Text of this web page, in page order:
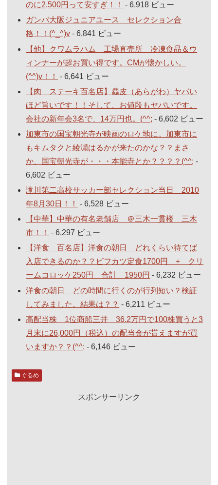
のに2,500円って安すぎ！！
- 6,918 ビュー
ガンバ大阪ジュニアユース セレクション合
格！！(^_^)v - 6,841 ビュー
【他】クワムラハム 工場直売所 冷凍食品＆ウ
ィンナーが超お買い得です。CMが懐かしい。
(^^)v！！
- 6,641 ビュー
【肉 ステーキ百名店】麤皮（あらがわ）ヤバい
ほど旨いです！！そして、お値段もヤバいです。
会社の新年会3名で、14万円也。(^^; - 6,602 ビュー
加東市の国宝朝光寺が映画のロケ地に。加東市に
もキムタクと綾瀬はるかが来たのかな？？まさ
か、国宝朝光寺が・・・本能寺とか？？？？(^^; -
6,602 ビュー
滝川第二高校サッカー部セレクション当日 2010
年8月30日！！
- 6,528 ビュー
【中華】中華の有名老舗店 ＠三木一貫楼 三木
市！！
- 6,297 ビュー
【洋食 百名店】洋食の朝日 どれくらい待てば
入店できるのか？？ビフカツ定食1700円 + クリ
ームコロッケ250円 合計 1950円 - 6,232 ビュー
洋食の朝日 どの時間に行くのが行列短い？検証
してみました。結果は？？ - 6,211 ビュー
高配当株 1位商船三井 36.2万円で100株買うと3
月末に26,000円（税込）の配当金が貰えますが買
いますか？？(^^; - 6,146 ビュー
ぐるめ
スポンサーリンク